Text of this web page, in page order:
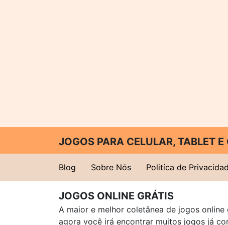
JOGOS PARA CELULAR, TABLET
Blog Sobre Nós Politíca de
JOGOS ONLINE GRÁTIS
A maior e melhor coletânea de jogos online
agora você irá encontrar muitos jogos já